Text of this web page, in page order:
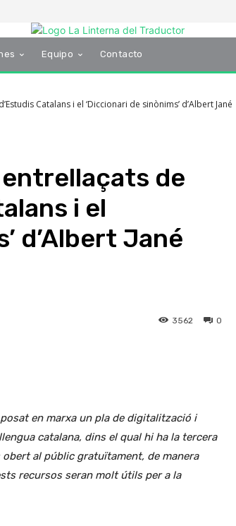
Equipo Contacto
Catalans i el ‘Diccionari de sinònims’ d’Albert Jané
de
i el
d’Albert Jané
0
3562
en marxa un pla de digitalització i
catalana, dins el qual hi ha la tercera
obert al públic gratuïtament, de manera
recursos seran molt útils per a la